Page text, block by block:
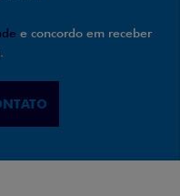
e concordo em receber